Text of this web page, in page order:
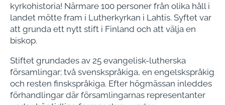
kyrkohistoria! Närmare 100 personer från olika håll i
landet mötte fram i Lutherkyrkan i Lahtis. Syftet var
att grunda ett nytt stift i Finland och att välja en
biskop.
Stiftet grundades av 25 evangelisk-lutherska
församlingar; två svenskspråkiga, en engelskspråkig
och resten finskspråkiga. Efter högmässan inleddes
förhandlingar där församlingarnas representanter